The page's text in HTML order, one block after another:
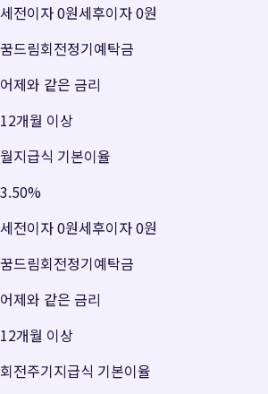
세전이자0원세후이자0원
꿈드림회전정기예탁금
어제와 같은 금리
12개월 이상
월지급식 기본이율
3.50%
세전이자0원세후이자0원
꿈드림회전정기예탁금
어제와 같은 금리
12개월 이상
회전주기지급식 기본이율